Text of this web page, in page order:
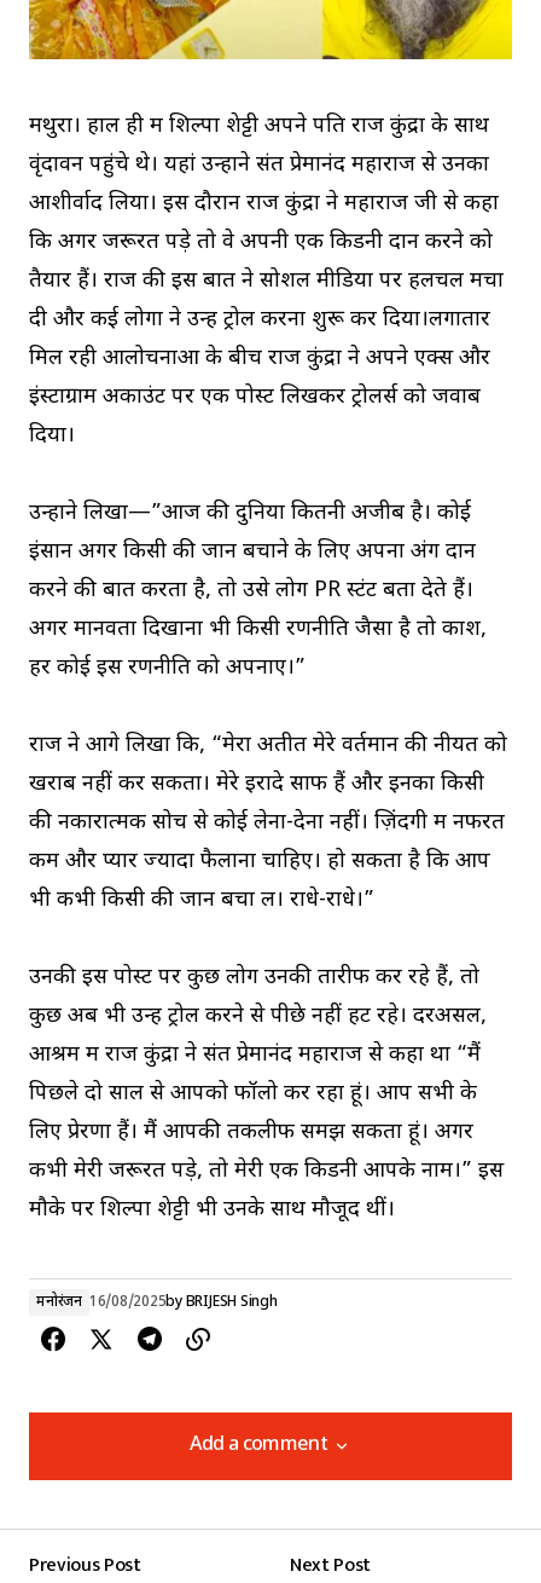
मथुरा। हाल ही में शिल्पा शेट्टी अपने पति राज कुंद्रा के साथ
वृंदावन पहुंचे थे। यहां उन्होंने संत प्रेमानंद महाराज से उनका
आशीर्वाद लिया। इस दौरान राज कुंद्रा ने महाराज जी से कहा
कि अगर जरूरत पड़े तो वे अपनी एक किडनी दान करने को
तैयार हैं। राज की इस बात ने सोशल मीडिया पर हलचल मचा
दी और कई लोगों ने उन्हें ट्रोल करना शुरू कर दिया।लगातार
मिल रही आलोचनाओं के बीच राज कुंद्रा ने अपने एक्स और
इंस्टाग्राम अकाउंट पर एक पोस्ट लिखकर ट्रोलर्स को जवाब
दिया।
उन्होंने लिखा—”आज की दुनिया कितनी अजीब है। कोई
इंसान अगर किसी की जान बचाने के लिए अपना अंग दान
करने की बात करता है, तो उसे लोग PR स्टंट बता देते हैं।
अगर मानवता दिखाना भी किसी रणनीति जैसा है तो काश,
हर कोई इस रणनीति को अपनाए।”
राज ने आगे लिखा कि, “मेरा अतीत मेरे वर्तमान की नीयत को
खराब नहीं कर सकता। मेरे इरादे साफ हैं और इनका किसी
की नकारात्मक सोच से कोई लेना-देना नहीं। ज़िंदगी में नफरत
कम और प्यार ज्यादा फैलाना चाहिए। हो सकता है कि आप
भी कभी किसी की जान बचा लें। राधे-राधे।”
उनकी इस पोस्ट पर कुछ लोग उनकी तारीफ कर रहे हैं, तो
कुछ अब भी उन्हें ट्रोल करने से पीछे नहीं हट रहे। दरअसल,
आश्रम में राज कुंद्रा ने संत प्रेमानंद महाराज से कहा था “मैं
पिछले दो साल से आपको फॉलो कर रहा हूं। आप सभी के
लिए प्रेरणा हैं। मैं आपकी तकलीफ समझ सकता हूं। अगर
कभी मेरी जरूरत पड़े, तो मेरी एक किडनी आपके नाम।” इस
मौके पर शिल्पा शेट्टी भी उनके साथ मौजूद थीं।
मनोरंजन 16/08/2025byBRIJESH Singh
Add a comment
Add a comment
Previous Post
Next Post